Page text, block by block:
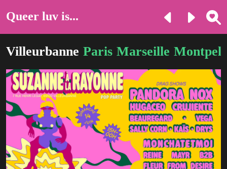
Queer luv is...
Villeurbanne Paris Marseille